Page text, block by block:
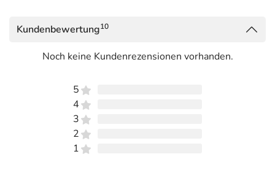
Kundenbewertung10
Noch keine Kundenrezensionen vorhanden.
5
4
3
2
1